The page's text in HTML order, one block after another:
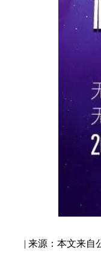
|来源：本文来自